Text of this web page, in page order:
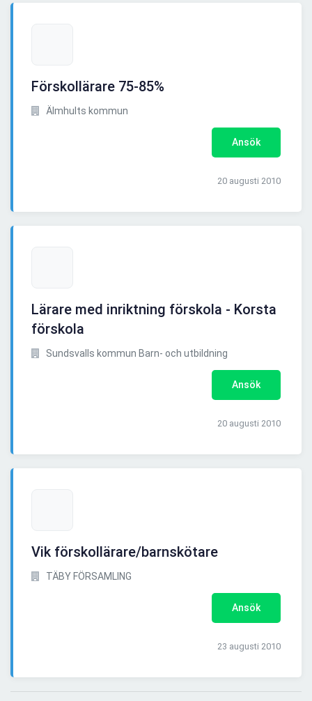
Förskollärare 75-85%
Älmhults kommun
Ansök
20 augusti 2010
Lärare med inriktning förskola - Korsta
förskola
Sundsvalls kommun Barn- och utbildning
Ansök
20 augusti 2010
Vik förskollärare/barnskötare
TÄBY FÖRSAMLING
Ansök
23 augusti 2010